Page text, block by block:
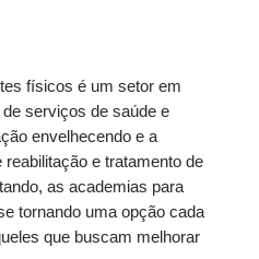
físicos é um setor em
serviços de saúde e
envelhecendo e a
e tratamento de
as academias para
tornando uma opção cada
que buscam melhorar